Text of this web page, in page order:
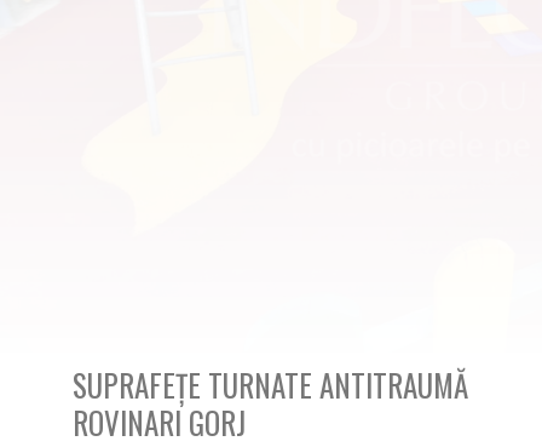
SUPRAFEȚE TURNATE ANTITRAUMĂ
ROVINARI GORJ